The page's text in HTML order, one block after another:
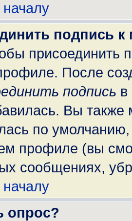
началу
подпись
присоединить
После
подпись
Вы также
по
профиле (вы
сообщениях,
началу
опрос?